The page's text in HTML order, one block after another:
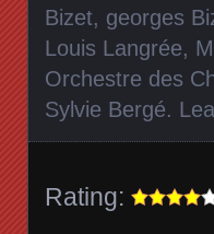
Bizet, georges
Louis Langrée,
Orchestre des
Sylvie Bergé.
Rating: